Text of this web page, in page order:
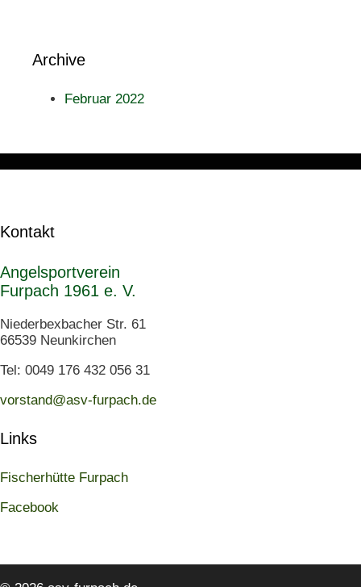
Archive
Februar 2022
Kontakt
Angelsportverein
Furpach 1961 e. V.
Niederbexbacher Str. 61
66539 Neunkirchen
Tel: 0049 176 432 056 31
vorstand@asv-furpach.de
Links
Fischerhütte Furpach
Facebook